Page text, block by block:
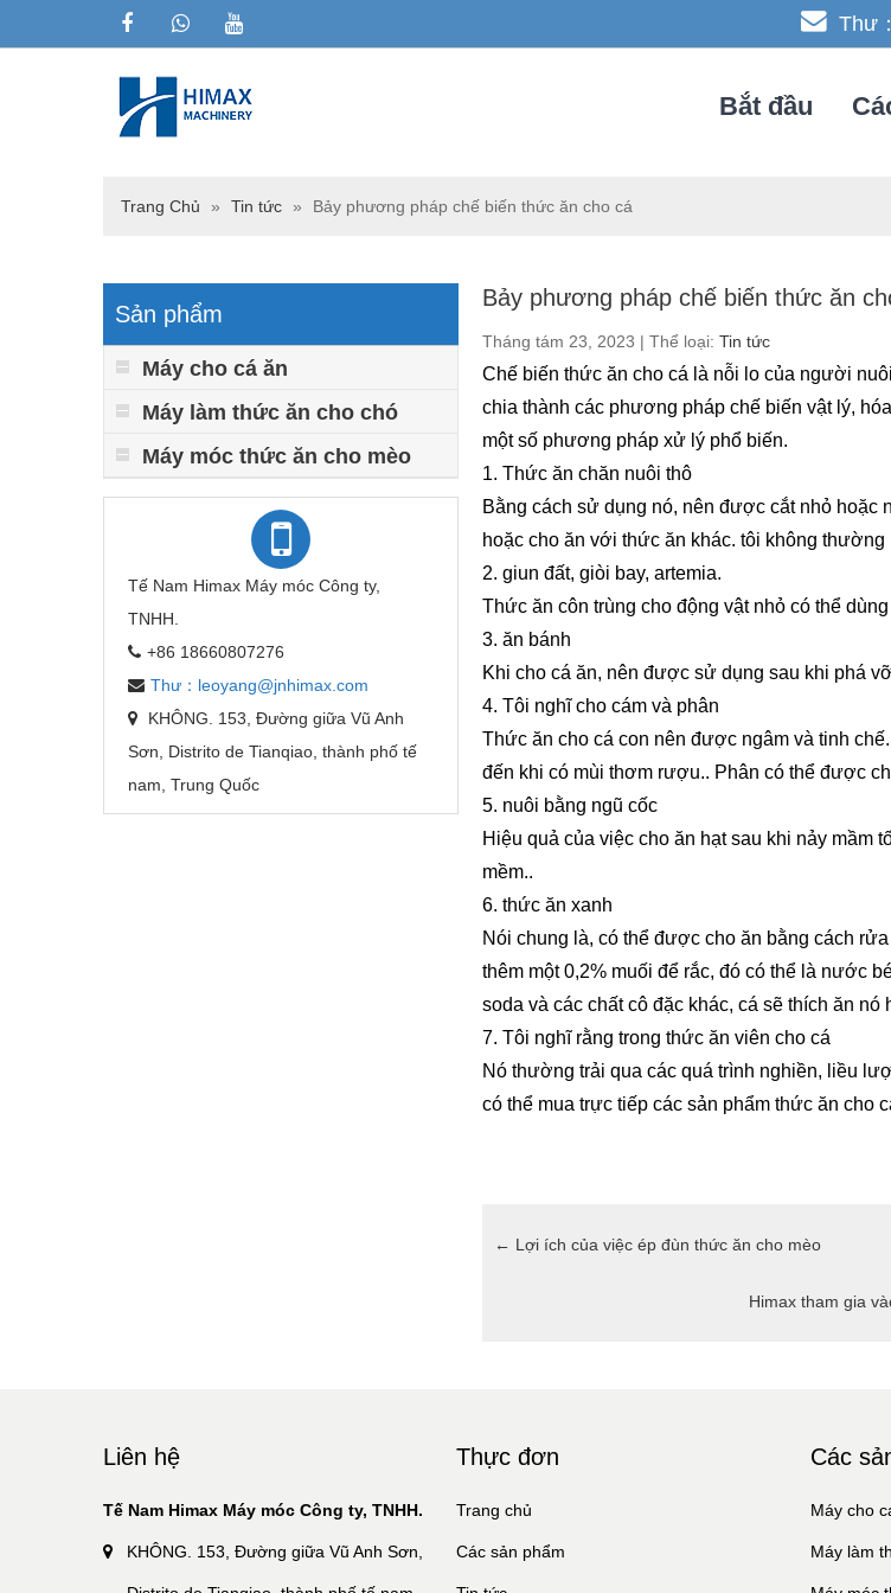
Thư
Bắt đầu
Trang Chủ » Tin tức » Bảy phương pháp chế biến thức ăn cho cá
Bảy phương pháp chế biến thức ăn
Tháng tám 23, 2023 | Thể loại: Tin tức
Chế biến thức ăn cho cá là nỗi lo của người
chia thành các phương pháp chế biến vật lý,
một số phương pháp xử lý phổ biến.
1. Thức ăn chăn nuôi thô
Bằng cách sử dụng nó, nên được cắt nhỏ hoặc
hoặc cho ăn với thức ăn khác. tôi không
2. giun đất, giòi bay, artemia.
Thức ăn côn trùng cho động vật nhỏ có thể
3. ăn bánh
Khi cho cá ăn, nên được sử dụng sau khi phá
4. Tôi nghĩ cho cám và phân
Thức ăn cho cá con nên được ngâm và tinh
đến khi có mùi thơm rượu.. Phân có thể được
5. nuôi bằng ngũ cốc
Hiệu quả của việc cho ăn hạt sau khi nảy mầm
mềm..
6. thức ăn xanh
Nói chung là, có thể được cho ăn bằng cách
thêm một 0,2% muối để rắc, đó có thể là nước
soda và các chất cô đặc khác, cá sẽ thích ăn
7. Tôi nghĩ rằng trong thức ăn viên cho cá
Nó thường trải qua các quá trình nghiền, liều
có thể mua trực tiếp các sản phẩm thức ăn cho
← Lợi ích của việc ép đùn thức ăn cho mèo
Himax tham gia
Sản phẩm
Máy cho cá ăn
Máy làm thức ăn cho chó
Máy móc thức ăn cho mèo
Tế Nam Himax Máy móc Công ty,
TNHH.
+86 18660807276
Thư：leoyang@jnhimax.com
KHÔNG. 153, Đường giữa Vũ Anh
Sơn, Distrito de Tianqiao, thành phố tế
nam, Trung Quốc
Liên hệ
Tế Nam Himax Máy móc Công ty, TNHH.
KHÔNG. 153, Đường giữa Vũ Anh Sơn,
Thực đơn
Trang chủ
Các sản phẩm
Các
Máy cho
Máy làm